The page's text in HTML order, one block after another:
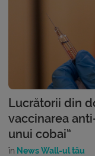
Lucrătorii din
vaccinarea
unui cobai”
în News Wall-ul tău